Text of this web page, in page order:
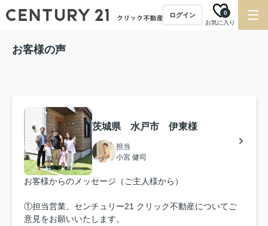
ログイン
お気に入り
0
お客様の声
茨城県 水戸市 伊東様
担当
小宮 健司
お客様からのメッセージ（ご主人様から）
①担当営業、センチュリー21 クリック不動産についてご
意見をお願いいたします。